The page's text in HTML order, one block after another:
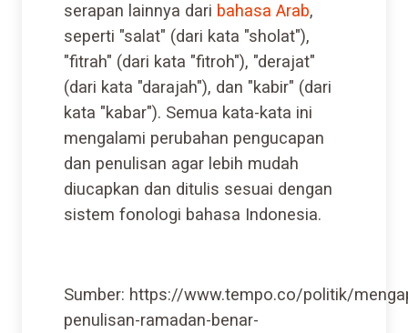
serapan lainnya dari bahasa Arab,
seperti "salat" (dari kata "sholat"),
"fitrah" (dari kata "fitroh"), "derajat"
(dari kata "darajah"), dan "kabir" (dari
kata "kabar"). Semua kata-kata ini
mengalami perubahan pengucapan
dan penulisan agar lebih mudah
diucapkan dan ditulis sesuai dengan
sistem fonologi bahasa Indonesia.
Sumber: https://www.tempo.co/politik/
penulisan-ramadan-benar-